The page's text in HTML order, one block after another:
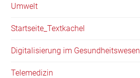
Umwelt
Startseite_Textkachel
Digitalisierung im Gesundheitswesen
Telemedizin